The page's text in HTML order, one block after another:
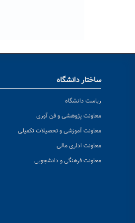
ساختار دانشگاه
ریاست دانشگاه
معاونت پژوهشی و فن آوری
معاونت آموزشی و تحصیلات تکمیلی
معاونت اداری مالی
معاونت فرهنگی و دانشجویی